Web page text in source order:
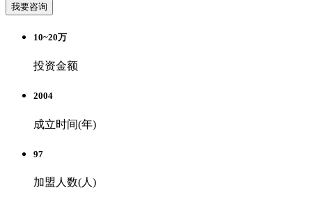
我要咨询
10~20万
投资金额
2004
成立时间(年)
97
加盟人数(人)